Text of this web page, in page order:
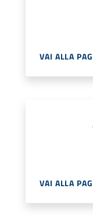
VAI ALLA
VAI ALLA